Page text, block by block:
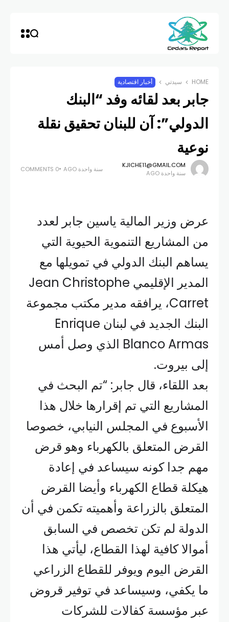
HOME سيدتي أخبار اقتصادية
جابر بعد لقائه وفد “البنك
الدولي”: آن للبنان تحقيق نقلة
نوعية
KJICHE11@GMAIL.COM
سنة واحدة AGO
سنة واحدة AGO 0 COMMENTS
عرض وزير المالية ياسين جابر لعدد
من المشاريع التنموية الحيوية التي
يساهم البنك الدولي في تمويلها مع
المدير الإقليمي Jean Christophe
Carret، يرافقه مدير مكتب مجموعة
البنك الجديد في لبنان Enrique
Blanco Armas الذي وصل أمس
إلى بيروت.
بعد اللقاء، قال جابر: “تم البحث في
المشاريع التي تم إقرارها خلال هذا
الأسبوع في المجلس النيابي، خصوصا
القرض المتعلق بالكهرباء وهو قرض
مهم جدا كونه سيساعد في إعادة
هيكلة قطاع الكهرباء وأيضا القرض
المتعلق بالزراعة وأهميته تكمن في أن
الدولة لم تكن تخصص في السابق
أموالا كافية لهذا القطاع، ليأتي هذا
القرض اليوم ويوفر للقطاع الزراعي
ما يكفي، وسيساعد في توفير قروض
عبر مؤسسة كفالات للشركات